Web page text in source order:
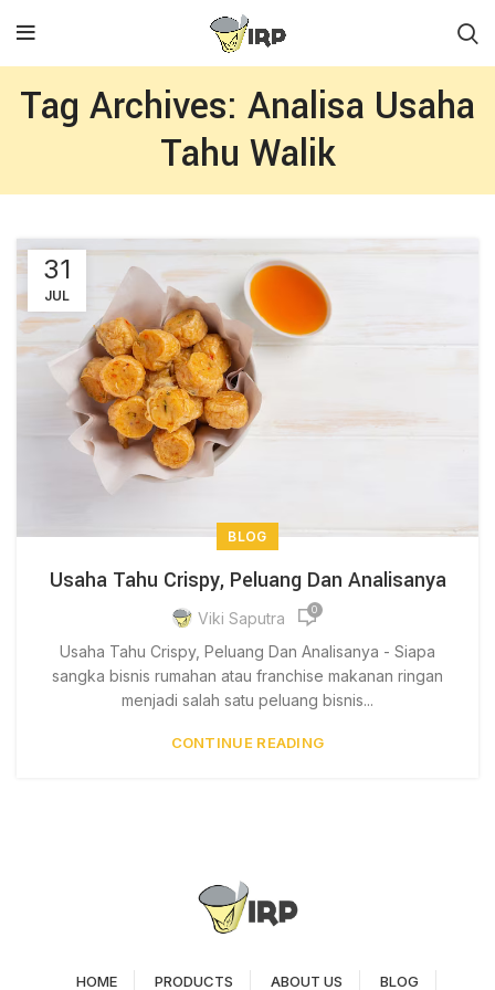
Tag Archives: Analisa Usaha
Tahu Walik
31
JUL
BLOG
Usaha Tahu Crispy, Peluang Dan Analisanya
Viki Saputra 0
Usaha Tahu Crispy, Peluang Dan Analisanya - Siapa
sangka bisnis rumahan atau franchise makanan ringan
menjadi salah satu peluang bisnis...
CONTINUE READING
HOME PRODUCTS ABOUT US BLOG